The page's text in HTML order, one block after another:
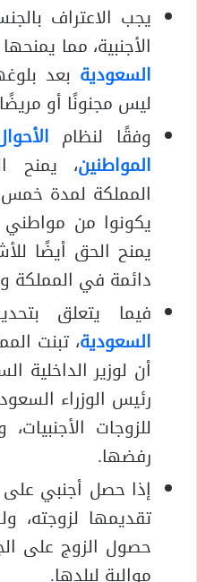
يجب الاعتراف
الأجنبية، مما
السعودية بعد
ليس مجنونًا أو
وفقًا لنظام
المواطنين، يمنح
المملكة لمدة
يكونوا من مواطني
يمنح الحق أيضًا
دائمة في
فيما يتعلق
السعودية، تبنت
أن لوزير
رئيس الوزراء
للزوجات
رفضها.
إذا حصل أجنبي على
تقديمها
حصول الزوج على
موالية لبلدها.